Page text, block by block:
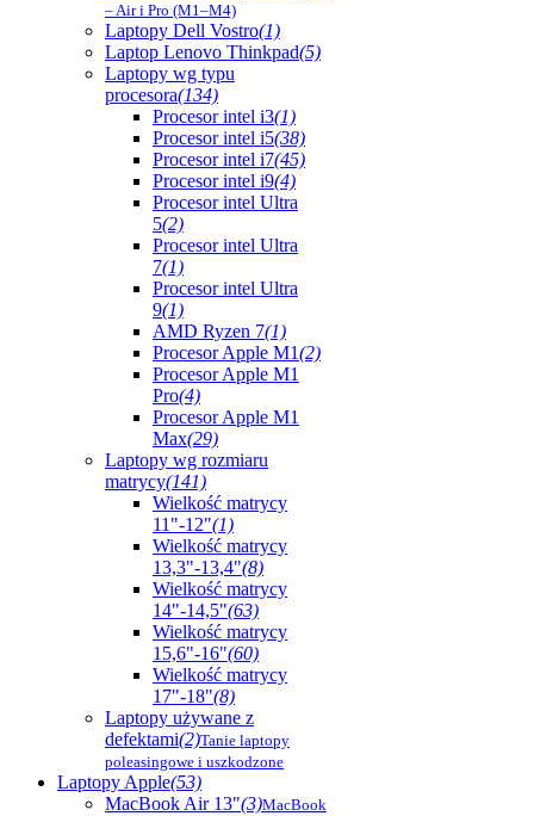
– Air i Pro (M1–M4)
Laptopy Dell Vostro(1)
Laptop Lenovo Thinkpad(5)
Laptopy wg typu
procesora(134)
Procesor intel i3(1)
Procesor intel i5(38)
Procesor intel i7(45)
Procesor intel i9(4)
Procesor intel Ultra
5(2)
Procesor intel Ultra
7(1)
Procesor intel Ultra
9(1)
AMD Ryzen 7(1)
Procesor Apple M1(2)
Procesor Apple M1
Pro(4)
Procesor Apple M1
Max(29)
Laptopy wg rozmiaru
matrycy(141)
Wielkość matrycy
11"-12"(1)
Wielkość matrycy
13,3"-13,4"(8)
Wielkość matrycy
14"-14,5"(63)
Wielkość matrycy
15,6"-16"(60)
Wielkość matrycy
17"-18"(8)
Laptopy używane z
defektami(2)Tanie laptopy
poleasingowe i uszkodzone
Laptopy Apple(53)
MacBook Air 13"(3)MacBook